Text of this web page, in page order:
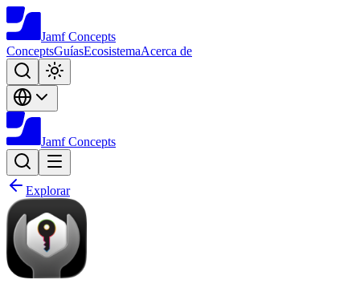
Jamf Concepts
ConceptsGuíasEcosistemaAcerca de
Jamf Concepts
Explorar